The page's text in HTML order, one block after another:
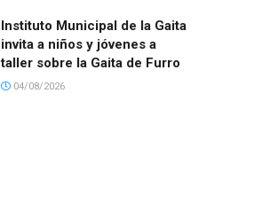
Instituto Municipal de la Gaita
invita a niños y jóvenes a
taller sobre la Gaita de Furro
04/08/2026